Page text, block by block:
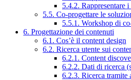
5.4.2. Rappresentare
5.5. Co-progettare le
5.5.1. Workshop di
6. Progettazione dei contenuti
6.1. Cos’è il content design
6.2. Ricerca utente sui
6.2.1. Content
6.2.2. Dati di ricerca
6.2.3. Ricerca tramite